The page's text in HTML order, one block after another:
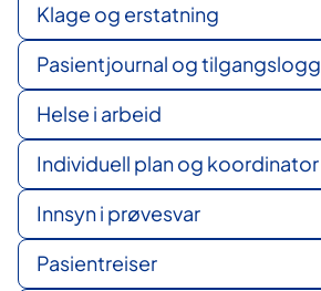
Klage og erstatning
Pasientjournal og tilgangslogg
Helse i arbeid
Individuell plan og koordinator
Innsyn i prøvesvar
Pasientreiser